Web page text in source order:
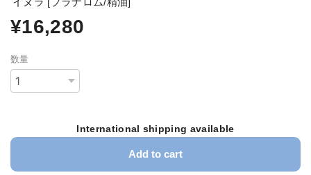
¥16,280
数量
International shipping available
Add to cart